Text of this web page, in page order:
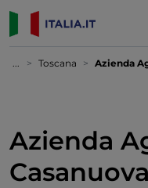
... Toscana Azienda
Azienda